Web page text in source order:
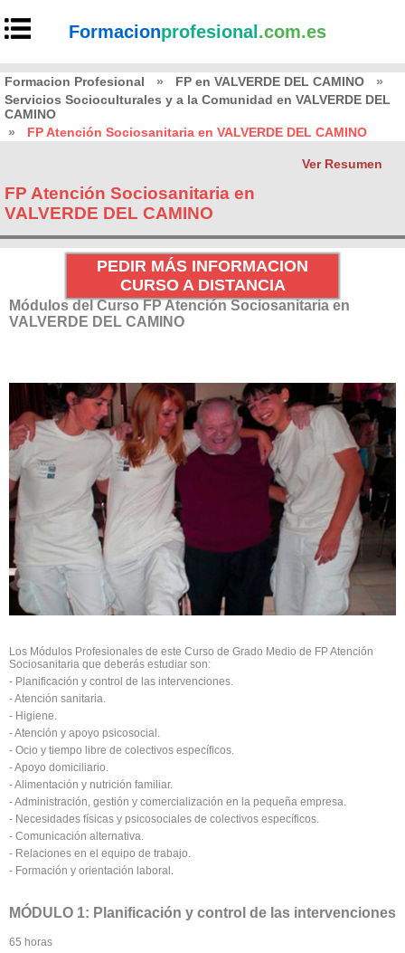
Formacionprofesional .com.es
Formacion Profesional » FP en VALVERDE DEL CAMINO
»
Servicios Socioculturales y a la Comunidad en VALVERDE DEL
CAMINO
»
FP Atención Sociosanitaria en VALVERDE DEL CAMINO
Ver Resumen
FP Atención Sociosanitaria en
VALVERDE DEL CAMINO
PEDIR MÁS INFORMACION
CURSO A DISTANCIA
Módulos del Curso FP Atención Sociosanitaria en
VALVERDE DEL CAMINO
Los Módulos Profesionales de este Curso de Grado Medio de FP Atención
Sociosanitaria que deberás estudiar son:
- Planificación y control de las intervenciones.
- Atención sanitaria.
- Higiene.
- Atención y apoyo psicosocial.
- Ocio y tiempo libre de colectivos específicos.
- Apoyo domiciliario.
- Alimentación y nutrición familiar.
- Administración, gestión y comercialización en la pequeña empresa.
- Necesidades físicas y psicosociales de colectivos específicos.
- Comunicación alternativa.
- Relaciones en el equipo de trabajo.
- Formación y orientación laboral.
MÓDULO 1: Planificación y control de las intervenciones
65 horas